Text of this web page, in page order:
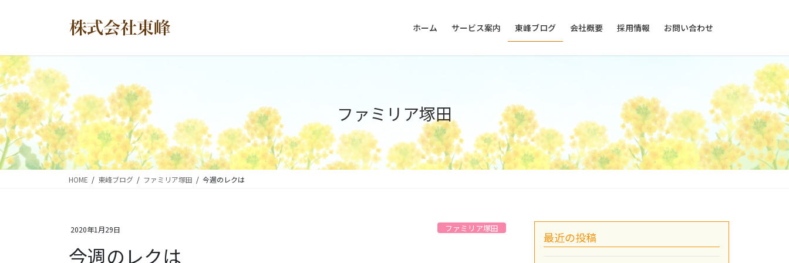
ツ
に
移
動
シ
ョ
ン
に
移
動
ホーム サービス案内 東峰ブログ 会社概要 採用情報 お問い合わせ
ファミリア塚田
HOME 東峰ブログ ファミリア塚田 今週のレクは
2020年1月29日 ファミリア塚田
今週のレクは
最近の投稿